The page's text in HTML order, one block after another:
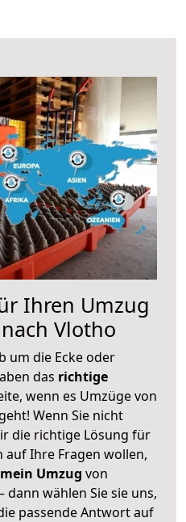
Ihren Umzug
Vlotho
um die Ecke oder
das richtige
wenn es Umzüge von
Wenn Sie nicht
die richtige Lösung für
auf Ihre Fragen wollen,
Umzug von
wählen Sie sie uns,
passende Antwort auf